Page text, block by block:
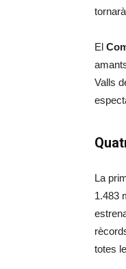
El
Valls
La
1.483
totes